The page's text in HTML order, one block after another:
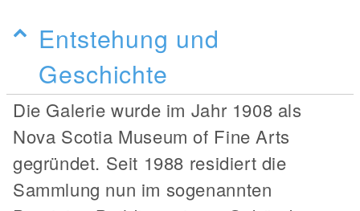
Entstehung und
Geschichte
Die Galerie wurde im Jahr 1908 als
Nova Scotia Museum of Fine Arts
gegründet. Seit 1988 residiert die
Sammlung nun im sogenannten